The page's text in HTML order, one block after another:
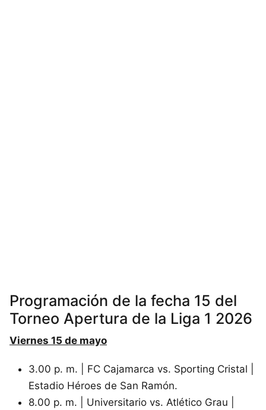
Programación de la fecha 15 del
Torneo Apertura de la Liga 1 2026
Viernes 15 de mayo
3.00 p. m. | FC Cajamarca vs. Sporting Cristal |
Estadio Héroes de San Ramón.
8.00 p. m. | Universitario vs. Atlético Grau |